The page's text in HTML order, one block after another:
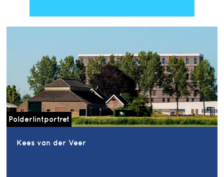
Polderlintportret
Kees van der Veer